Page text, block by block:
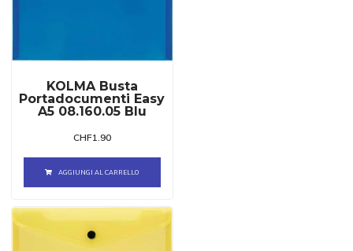
KOLMA Busta
Portadocumenti Easy
A5 08.160.05 Blu
CHF1.90
AGGIUNGI AL CARRELLO